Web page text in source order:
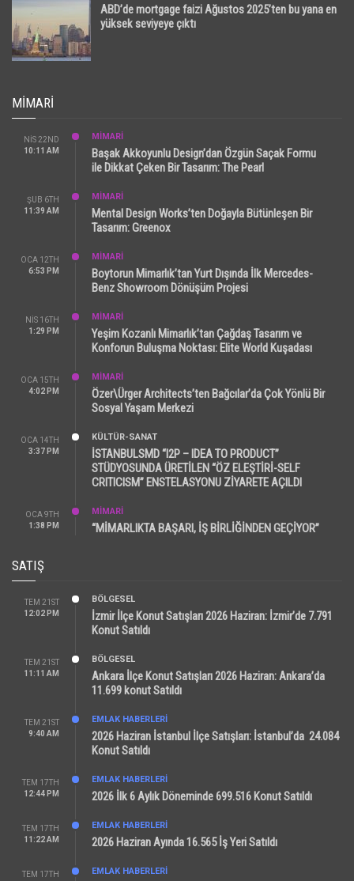
ABD’de mortgage faizi Ağustos 2025’ten bu yana en
yüksek seviyeye çıktı
MIMARI
NIS 22ND
10:11 AM
MİMARİ
Başak Akkoyunlu Design’dan Özgün Saçak Formu
ile Dikkat Çeken Bir Tasarım: The Pearl
ŞUB 6TH
11:39 AM
MİMARİ
Mental Design Works’ten Doğayla Bütünleşen Bir
Tasarım: Greenox
OCA 12TH
6:53 PM
MİMARİ
Boytorun Mimarlık’tan Yurt Dışında İlk Mercedes-
Benz Showroom Dönüşüm Projesi
NIS 16TH
1:29 PM
MİMARİ
Yeşim Kozanlı Mimarlık’tan Çağdaş Tasarım ve
Konforun Buluşma Noktası: Elite World Kuşadası
OCA 15TH
4:02 PM
MİMARİ
Özer\Ürger Architects’ten Bağcılar’da Çok Yönlü Bir
Sosyal Yaşam Merkezi
OCA 14TH
3:37 PM
KÜLTÜR-SANAT
İSTANBULSMD “I2P – IDEA TO PRODUCT”
STÜDYOSUNDA ÜRETİLEN “ÖZ ELEŞTİRİ-SELF
CRITICISM” ENSTELASYONU ZİYARETE AÇILDI
OCA 9TH
1:38 PM
MİMARİ
“MİMARLIKTA BAŞARI, İŞ BİRLİĞİNDEN GEÇİYOR”
SATIŞ
TEM 21ST
12:02 PM
BÖLGESEL
İzmir İlçe Konut Satışları 2026 Haziran: İzmir’de 7.791
Konut Satıldı
TEM 21ST
11:11 AM
BÖLGESEL
Ankara İlçe Konut Satışları 2026 Haziran: Ankara’da
11.699 konut Satıldı
TEM 21ST
9:40 AM
EMLAK HABERLERI
2026 Haziran İstanbul İlçe Satışları: İstanbul’da 24.084
Konut Satıldı
TEM 17TH
12:44 PM
EMLAK HABERLERI
2026 İlk 6 Aylık Döneminde 699.516 Konut Satıldı
TEM 17TH
11:22 AM
EMLAK HABERLERI
2026 Haziran Ayında 16.565 İş Yeri Satıldı
TEM 17TH EMLAK HABERLERI